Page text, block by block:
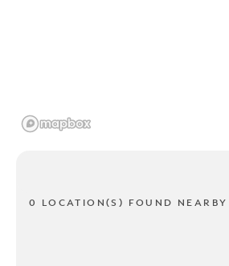
0 LOCATION(S) FOUND NEARBY